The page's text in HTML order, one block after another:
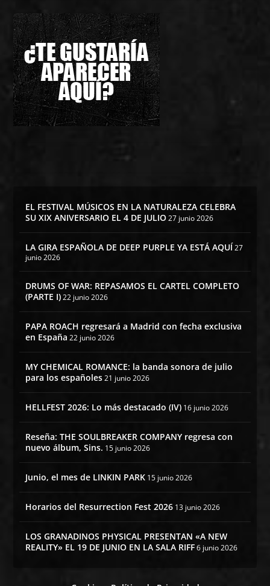
EL FESTIVAL MÚSICOS EN LA NATURALEZA CELEBRA
SU XIX ANIVERSARIO EL 4 DE JULIO 27 junio 2026
LA GIRA ESPAÑOLA DE DEEP PURPLE YA ESTÁ AQUÍ27
junio 2026
DRUMS OF WAR: REPASAMOS EL CARTEL COMPLETO
(PARTE I) 22 junio 2026
PAPA ROACH regresará a Madrid con fecha exclusiva
en España 22 junio 2026
MY CHEMICAL ROMANCE: la banda sonora de julio
para los españoles 21 junio 2026
HELLFEST 2026: Lo más destacado (IV) 16 junio 2026
Reseña: THE SOULBREAKER COMPANY regresa con
nuevo álbum, Sins. 15 junio 2026
Junio, el mes de LINKIN PARK 15 junio 2026
Horarios del Resurrection Fest 2026 13 junio 2026
LOS GRANADINOS PHYSICAL PRESENTAN «A NEW
REALITY» EL 19 DE JUNIO EN LA SALA RIFF 6 junio 2026